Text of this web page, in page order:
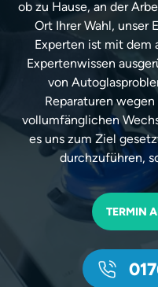
ob zu Hause, an der
Ort Ihrer Wahl, unser
Experten ist mit dem
Expertenwissen
von
Reparaturen
vollumfänglichen
es uns zum Ziel
durchzuführen,
TERMIN